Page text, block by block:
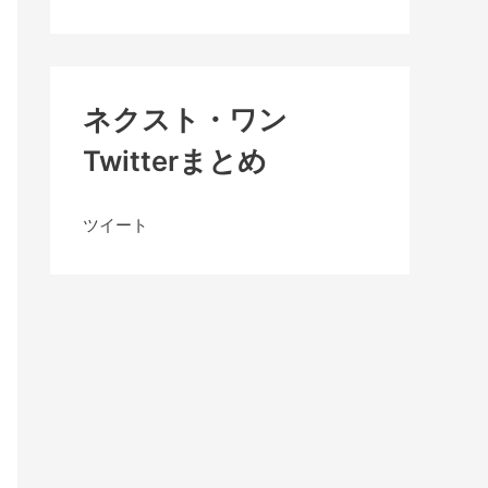
ネクスト・ワン
Twitterまとめ
ツイート